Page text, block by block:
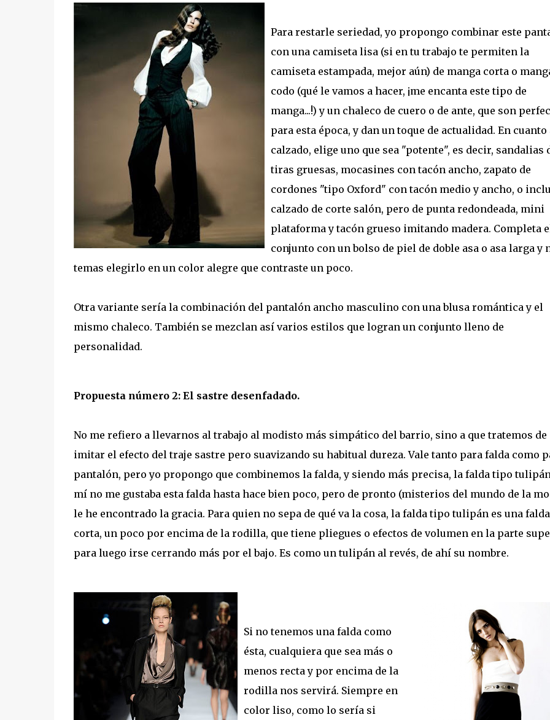
Para restarle seriedad, yo propongo combinar este
con una camiseta lisa (si en tu trabajo te permiten la
camiseta estampada, mejor aún) de manga corta o
codo (qué le vamos a hacer, ¡me encanta este tipo de
manga...!) y un chaleco de cuero o de ante, que son
para esta época, y dan un toque de actualidad. En cuanto
calzado, elige uno que sea "potente", es decir, sandalias
tiras gruesas, mocasines con tacón ancho, zapato de
cordones "tipo Oxford" con tacón medio y ancho, o
calzado de corte salón, pero de punta redondeada, mini
plataforma y tacón grueso imitando madera. Completa
conjunto con un bolso de piel de doble asa o asa larga y
temas elegirlo en un color alegre que contraste un poco.
Otra variante sería la combinación del pantalón ancho masculino con una blusa romántica y el
mismo chaleco. También se mezclan así varios estilos que logran un conjunto lleno de
personalidad.
Propuesta número 2: El sastre desenfadado.
No me refiero a llevarnos al trabajo al modisto más simpático del barrio, sino a que tratemos de
imitar el efecto del traje sastre pero suavizando su habitual dureza. Vale tanto para falda como
pantalón, pero yo propongo que combinemos la falda, y siendo más precisa, la falda tipo
mí no me gustaba esta falda hasta hace bien poco, pero de pronto (misterios del mundo de la
le he encontrado la gracia. Para quien no sepa de qué va la cosa, la falda tipo tulipán es una falda
corta, un poco por encima de la rodilla, que tiene pliegues o efectos de volumen en la parte
para luego irse cerrando más por el bajo. Es como un tulipán al revés, de ahí su nombre.
Si no tenemos una falda como
ésta, cualquiera que sea más o
menos recta y por encima de la
rodilla nos servirá. Siempre en
color liso, como lo sería si